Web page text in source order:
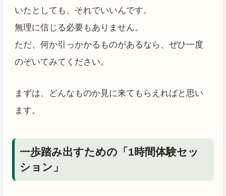
いたとしても、それでいいんです。
無理に信じる必要もありません。
ただ、何か引っかかるものがあるなら、ぜひ一度
のぞいてみてください。
まずは、どんなものか見に来てもらえればと思い
ます。
一歩踏み出すための「1時間体験セッ
ション」